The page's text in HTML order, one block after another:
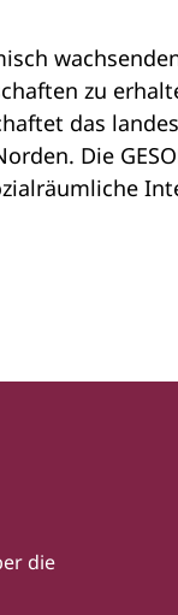
zu
das
Die
die